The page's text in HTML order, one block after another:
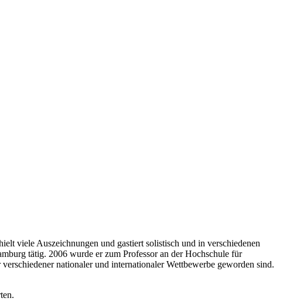
viele Auszeichnungen und gastiert solistisch und in verschiedenen
tätig. 2006 wurde er zum Professor an der Hochschule für
nationaler und internationaler Wettbewerbe geworden sind.